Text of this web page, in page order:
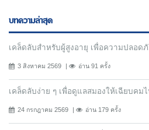
บทความล่าสุด
เคล็ดลับสำหรับผู้สูงอายุ เพื่อความปลอด
3 สิงหาคม 2569 อ่าน 91 ครั้ง
เคล็ดลับง่าย ๆ เพื่อดูแลสมองให้เฉียบคม
24 กรกฎาคม 2569 อ่าน 179 ครั้ง